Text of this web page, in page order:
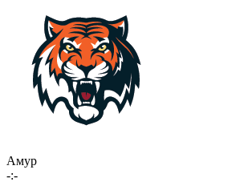
Амур
-:-